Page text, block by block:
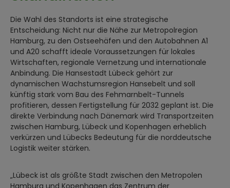
Die Wahl des Standorts ist eine strategische
Entscheidung: Nicht nur die Nähe zur Metropolregion
Hamburg, zu den Ostseehäfen und den Autobahnen A1
und A20 schafft ideale Voraussetzungen für lokales
Wirtschaften, regionale Vernetzung und internationale
Anbindung. Die Hansestadt Lübeck gehört zur
dynamischen Wachstumsregion Hansebelt und soll
künftig stark vom Bau des Fehmarnbelt-Tunnels
profitieren, dessen Fertigstellung für 2032 geplant ist. Die
direkte Verbindung nach Dänemark wird Transportzeiten
zwischen Hamburg, Lübeck und Kopenhagen erheblich
verkürzen und Lübecks Bedeutung für die norddeutsche
Logistik weiter stärken.
„Lübeck ist als größte Stadt zwischen den Metropolen